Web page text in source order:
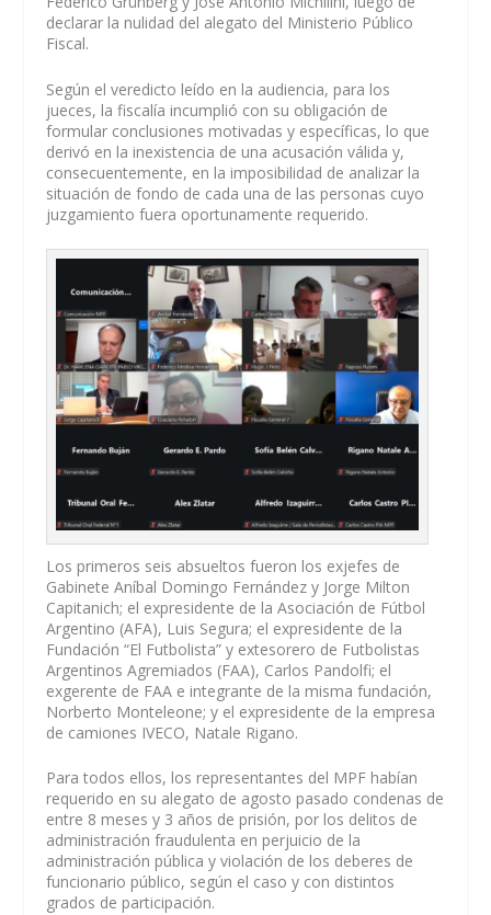
declarar la nulidad del alegato del Ministerio Público
Fiscal.
Según el veredicto leído en la audiencia, para los
jueces, la fiscalía incumplió con su obligación de
formular conclusiones motivadas y específicas, lo que
derivó en la inexistencia de una acusación válida y,
consecuentemente, en la imposibilidad de analizar la
situación de fondo de cada una de las personas cuyo
juzgamiento fuera oportunamente requerido.
Los primeros seis absueltos fueron los exjefes de
Gabinete Aníbal Domingo Fernández y Jorge Milton
Capitanich; el expresidente de la Asociación de Fútbol
Argentino (AFA), Luis Segura; el expresidente de la
Fundación “El Futbolista” y extesorero de Futbolistas
Argentinos Agremiados (FAA), Carlos Pandolfi; el
exgerente de FAA e integrante de la misma fundación,
Norberto Monteleone; y el expresidente de la empresa
de camiones IVECO, Natale Rigano.
Para todos ellos, los representantes del MPF habían
requerido en su alegato de agosto pasado condenas de
entre 8 meses y 3 años de prisión, por los delitos de
administración fraudulenta en perjuicio de la
administración pública y violación de los deberes de
funcionario público, según el caso y con distintos
grados de participación.